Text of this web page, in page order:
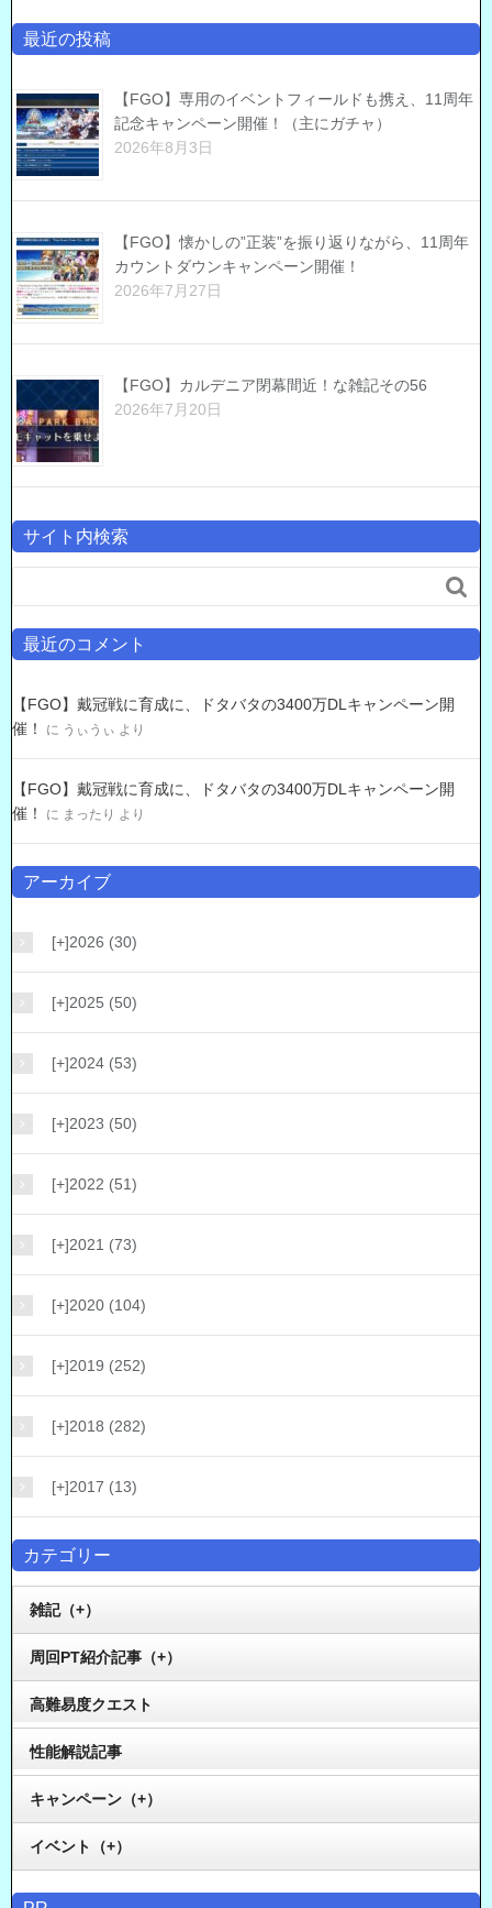
最近の投稿
【FGO】専用のイベントフィールドも携え、11周年
記念キャンペーン開催！（主にガチャ）
2026年8月3日
【FGO】懐かしの”正装”を振り返りながら、11周年
カウントダウンキャンペーン開催！
2026年7月27日
【FGO】カルデニア閉幕間近！な雑記その56
2026年7月20日
サイト内検索

最近のコメント
【FGO】戴冠戦に育成に、ドタバタの3400万DLキャンペーン開
催！
に うぃうぃ より
【FGO】戴冠戦に育成に、ドタバタの3400万DLキャンペーン開
催！
に まったり より
アーカイブ
[+]2026 (30)
[+]2025 (50)
[+]2024 (53)
[+]2023 (50)
[+]2022 (51)
[+]2021 (73)
[+]2020 (104)
[+]2019 (252)
[+]2018 (282)
[+]2017 (13)
カテゴリー
雑記（+）
周回PT紹介記事（+）
高難易度クエスト
性能解説記事
キャンペーン（+）
イベント（+）